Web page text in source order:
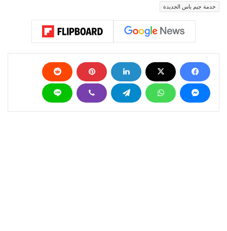
خدمة جيم باس الجديدة